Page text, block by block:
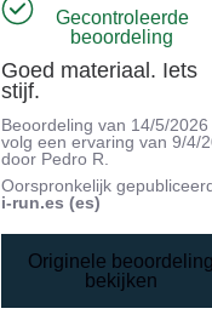
Gecontroleerde
beoordeling
Goed materiaal. Iets
stijf.
Beoordeling van 14/5/2026
volg een ervaring van9/4/
door Pedro R.
Oorspronkelijk
i-run.es (es)
Originele
bekijken